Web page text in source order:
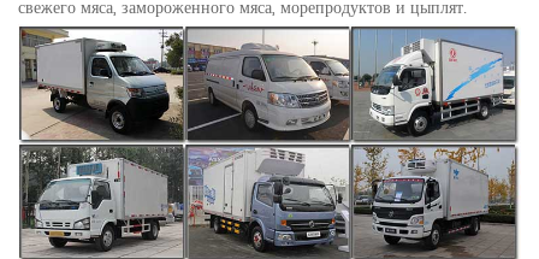
свежего мяса, замороженного мяса, морепродуктов и цыплят.